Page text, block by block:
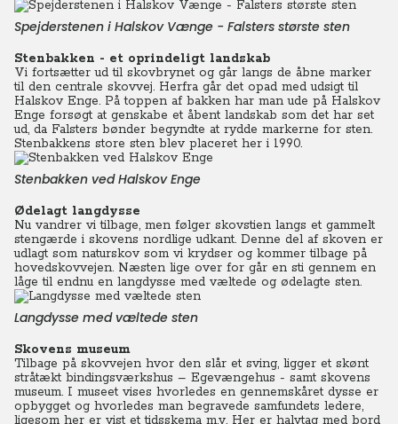
Spejderstenen i Halskov Vænge - Falsters største sten
Stenbakken - et oprindeligt landskab
Vi fortsætter ud til skovbrynet og går langs de åbne marker
til den centrale skovvej. Herfra går det opad med udsigt til
Halskov Enge. På toppen af bakken har man ude på Halskov
Enge forsøgt at genskabe et åbent landskab som det har set
ud, da Falsters bønder begyndte at rydde markerne for sten.
Stenbakkens store sten blev placeret her i 1990.
Stenbakken ved Halskov Enge
Ødelagt langdysse
Nu vandrer vi tilbage, men følger skovstien langs et gammelt
stengærde i skovens nordlige udkant. Denne del af skoven er
udlagt som naturskov som vi krydser og kommer tilbage på
hovedskovvejen. Næsten lige over for går en sti gennem en
låge til endnu en langdysse med væltede og ødelagte sten.
Langdysse med væltede sten
Skovens museum
Tilbage på skovvejen hvor den slår et sving, ligger et skønt
stråtækt bindingsværkshus – Egevængehus - samt skovens
museum. I museet vises hvorledes en gennemskåret dysse er
opbygget og hvorledes man begravede samfundets ledere,
ligesom her er vist et tidsskema m.v. Her er halvtag med bord